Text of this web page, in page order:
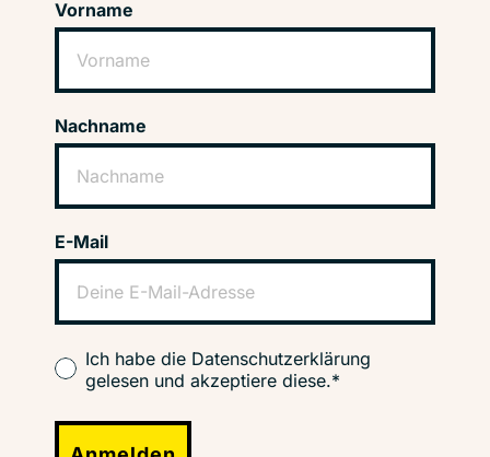
Vorname
Nachname
E-Mail
Ich habe die Datenschutzerklärung
gelesen und akzeptiere diese.*